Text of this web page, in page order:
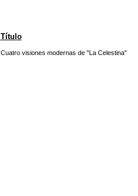
Título
Cuatro visiones modernas de "La Celestina"